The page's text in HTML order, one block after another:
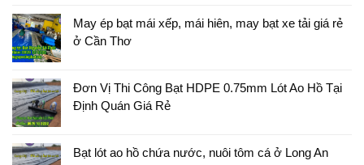
May ép bạt mái xếp, mái hiên, may bạt xe tải giá rẻ
ở Cần Thơ
Đơn Vị Thi Công Bạt HDPE 0.75mm Lót Ao Hồ Tại
Định Quán Giá Rẻ
Bạt lót ao hồ chứa nước, nuôi tôm cá ở Long An